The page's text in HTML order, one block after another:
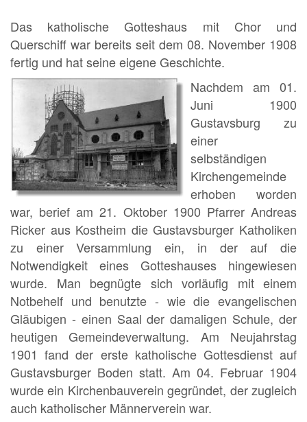
Das katholische Gotteshaus mit Chor und
Querschiff war bereits seit dem 08. November 1908
fertig und hat seine eigene Geschichte.
Nachdem am 01.
Juni 1900
Gustavsburg zu
einer
selbständigen
Kirchengemeinde
erhoben worden
war, berief am 21. Oktober 1900 Pfarrer Andreas
Ricker aus Kostheim die Gustavsburger Katholiken
zu einer Versammlung ein, in der auf die
Notwendigkeit eines Gotteshauses hingewiesen
wurde. Man begnügte sich vorläufig mit einem
Notbehelf und benutzte - wie die evangelischen
Gläubigen - einen Saal der damaligen Schule, der
heutigen Gemeindeverwaltung. Am Neujahrstag
1901 fand der erste katholische Gottesdienst auf
Gustavsburger Boden statt. Am 04. Februar 1904
wurde ein Kirchenbauverein gegründet, der zugleich
auch katholischer Männerverein war.